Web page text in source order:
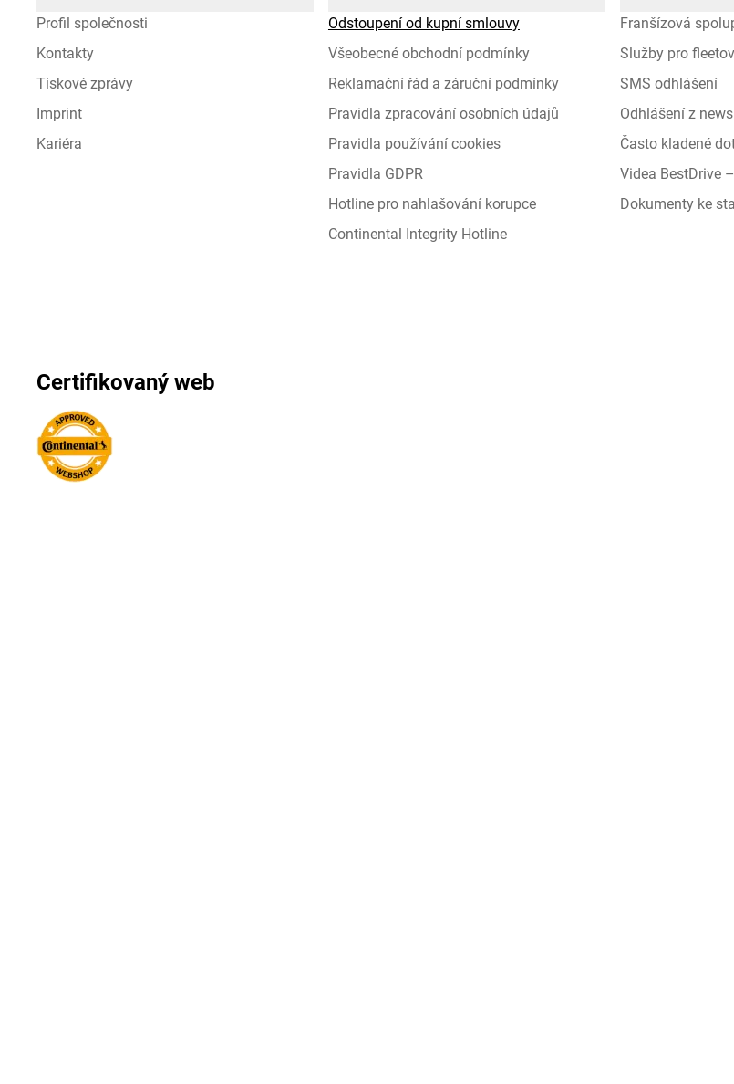
Profil společnosti
Kontakty
Tiskové zprávy
Imprint
Kariéra
Odstoupení od kupní smlouvy
Všeobecné obchodní podmínky
Reklamační řád a záruční podmínky
Pravidla zpracování osobních údajů
Pravidla používání cookies
Pravidla GDPR
Hotline pro nahlašování korupce
Continental Integrity Hotline
Franšízová
Služby pro
SMS odhlášení
Odhlášení z
Často kladené
Videa BestDrive
Dokumenty ke
Certifikovaný web